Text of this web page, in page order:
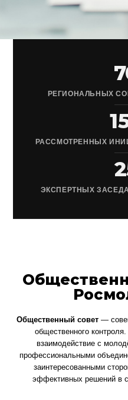
РЕГИОНАЛЬНЫХ
РАССМОТРЕННЫХ
ЭКСПЕРТНЫХ
Общественный совет—
общественного
взаимодействие с
профессиональными
заинтересованными
эффективных решений в